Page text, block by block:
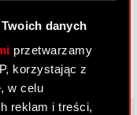
danych
przetwarzamy
korzystając z
w celu
reklam i treści,